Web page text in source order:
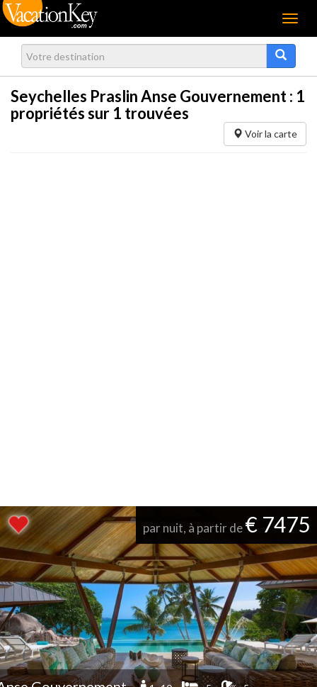
Menu
Seychelles Praslin Anse Gouvernement : 1
propriétés sur 1 trouvées
Voir la carte
par nuit, à partir de€ 7475